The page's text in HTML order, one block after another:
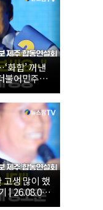
화합’ 꺼낸
불어민주당
설회
보 제주 합